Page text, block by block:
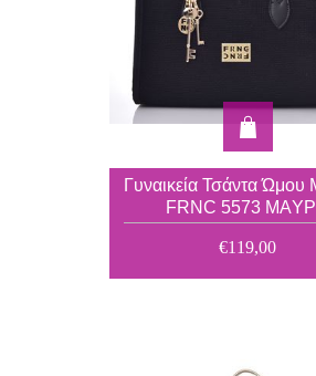
Γυναικεία Τσάντα Ώμου
FRNC 5573
€119,00